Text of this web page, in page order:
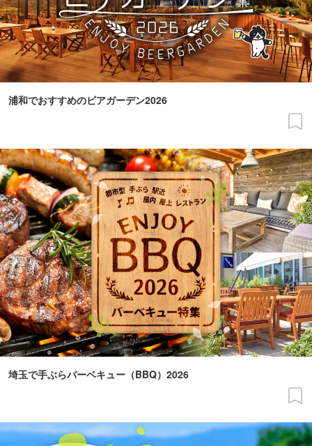
浦和でおすすめのビアガーデン2026
埼玉で手ぶらバーベキュー（BBQ）2026